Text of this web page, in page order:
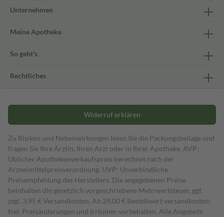
Unternehmen
Meine Apotheke
So geht's
Rechtliches
Widerruf erklären
Zu Risiken und Nebenwirkungen lesen Sie die Packungsbeilage und
fragen Sie Ihre Ärztin, Ihren Arzt oder in Ihrer Apotheke. AVP:
Üblicher Apothekenverkaufspreis berechnet nach der
Arzneimittelpreisverordnung. UVP: Unverbindliche
Preisempfehlung des Herstellers. Die angegebenen Preise
beinhalten die gesetzlich vorgeschriebene Mehrwertsteuer, ggf.
zzgl. 3,95 € Versandkosten. Ab 29,00 € Bestell­wert versand­kosten­
frei. Preisänderungen und Irrtümer vorbehalten. Alle Angebote